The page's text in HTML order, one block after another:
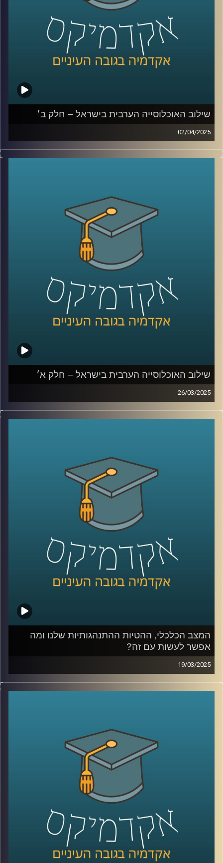
שוב איתנו לפרק האחרון בסדרה ד״ר מריאן תחאוכו, חוקרת
בכירה במכון אהרן למדיניות כלכלית בבית ספר טיומקין
לכלכלה – אוניברסיטת רייכמן, ועומדת בראש המרכז לחברה
שילוב האוכלוסייה הערבית בישראל – חלק ב׳
02/04/2025
בפרק הקודם דיברנו קצת על אוכלוסיות בישראל, איך מחלקים
לאוכלוסיות, למה בכלל שווה להשקיע באוכלוסייה הערבית
הערבית אל מול החברה הכללית גדולים?
בפרק הזה נדבר יותר על מוביליות חברתית, השכלה, מי הולך
ללמוד יותר גברים ערביים או נשים ערביות, למה פעם גבריים
ערביים למדו יותר והיום פחות, מהי החלטת החומש לחברה
ולמה האוכלוסייה הערבית לא יודעת עברית?
שוב איתנו ד״ר מריאן תחאוכו, חוקרת בכירה במכון אהרן
למדיניות כלכלית בבית ספר טיומקין לכלכלה – אוניברסיטת
רייכמן, ועומדת בראש המרכז לחברה הערבית.
קרדיט תמונות:AudioVersity
שילוב האוכלוסייה הערבית בישראל – חלק א׳
26/03/2025
סוגיית התעסוקה של הציבור הערבי בישראל והפערים
המשמעותיים מול האוכלוסייה הכללית אשר העמיקו במהלך
בנוסף לפגיעה בצמיחה במשק ובתוצר, לשיעורי התעסוקה
והפריון הנמוכים בקרב העובדים הערבים יש השלכות על רוב
היבטי החיים בחברה הערבית
כדי לדון בסוגיות הללו הצטרפה אלינו היום ד״ר מריאן תחאוכו,
חוקרת בכירה במכון אהרן למדיניות כלכלית בבית ספר טיומקין
לכלכלה – אוניברסיטת רייכמן, ועומדת בראש המרכז לחברה
המצב הכלכלי, ההטיות ההתנהגותיות שלנו ומה
אפשר לעשות עם זה?
19/03/2025
כבר כמה שנים שאנחנו חיים בחוסר ודאות, מהקורונה, דרך
הרפורמה המשפטית ועד המלחמה הנוכחית, ואפשר לומר
הישראלים ממשיכים לצרוך, לפעמים אפילו יותר. למה זה
קורה? אילו הטיות פסיכולוגיות גורמות לנו להוציא כסף גם
כשאנחנו יודעים שזה לא בהכרח הדבר הנכון? איך חברות
וממשלות מנצלות את זה לטובתן, ומה אנחנו יכולים לעשות כדי
להתנהל כלכלית בצורה חכמה יותר, במיוחד כשנדמה שהכל
אז כדי לדבר על כל אלו ויותר הצטרפה אלינו פרופ׳ מורן אופיר,
חברת סגל בבית הספר הארי רדזינר למשפטים באוניברסיטת
קרדיט תמונות:AudioVersity